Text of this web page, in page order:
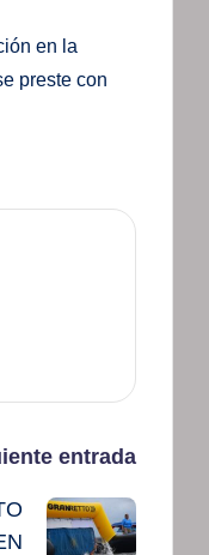
en la
preste con
entrada